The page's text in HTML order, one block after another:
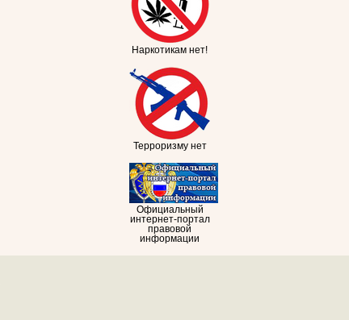
Наркотикам нет!
Терроризму нет
Официальный
интернет-портал
правовой
информации